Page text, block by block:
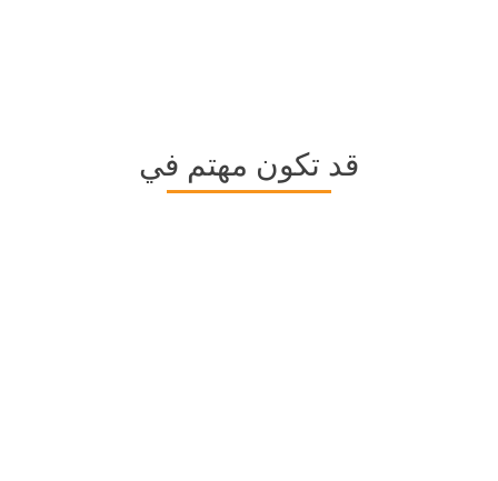
قد تكون مهتم في